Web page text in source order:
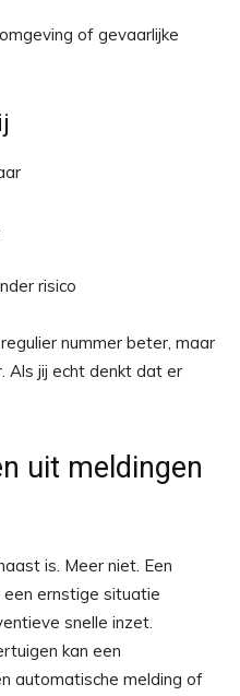
of gevaarlijke
risico
nummer beter, maar
Als jij echt denkt dat er
uit meldingen
is. Meer niet. Een
ernstige situatie
snelle inzet.
kan een
automatische melding of